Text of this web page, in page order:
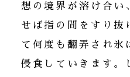
想の境界が溶け合い
せば指の間をすり抜
て何度も翻弄され氷
侵食していきます。